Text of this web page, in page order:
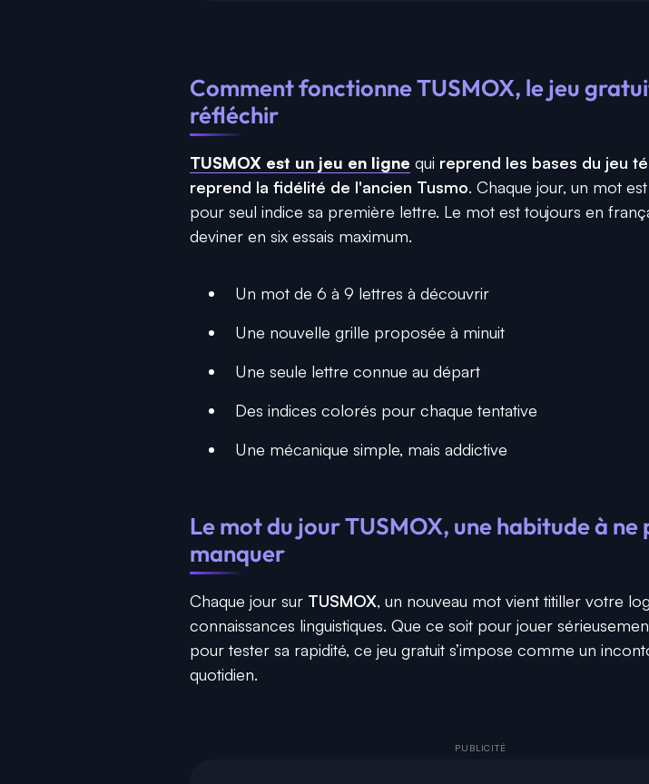
Comment fonctionne TUSMOX, le jeu
réfléchir
TUSMOX est un jeu en ligne qui reprend les bases du jeu
reprend la fidélité de l'ancien Tusmo. Chaque jour, un mot
pour seul indice sa première lettre. Le mot est toujours en
deviner en six essais maximum.
Un mot de 6 à 9 lettres à découvrir
Une nouvelle grille proposée à minuit
Une seule lettre connue au départ
Des indices colorés pour chaque tentative
Une mécanique simple, mais addictive
Le mot du jour TUSMOX, une habitude à ne
manquer
Chaque jour sur TUSMOX, un nouveau mot vient titiller votre
connaissances linguistiques. Que ce soit pour jouer
pour tester sa rapidité, ce jeu gratuit s’impose comme un
quotidien.